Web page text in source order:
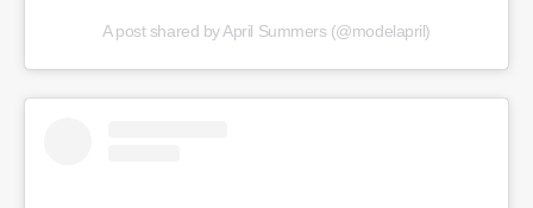
A post shared by April Summers (@modelapril)